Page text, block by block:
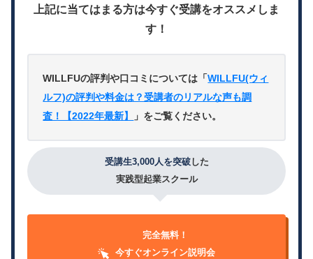
上記に当てはまる方は今すぐ受講をオススメしま
す！
WILLFUの評判や口コミについては「WILLFU(ウィ
ルフ)の評判や料金は？受講者のリアルな声も調
査！【2022年最新】
」をご覧ください。
受講生3,000人を突破した
実践型起業スクール
完全無料！
今すぐオンライン説明会